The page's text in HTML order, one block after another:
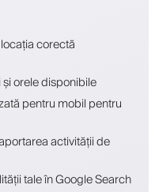
corectă
orele disponibile
pentru mobil pentru
activității de
tale în Google Search